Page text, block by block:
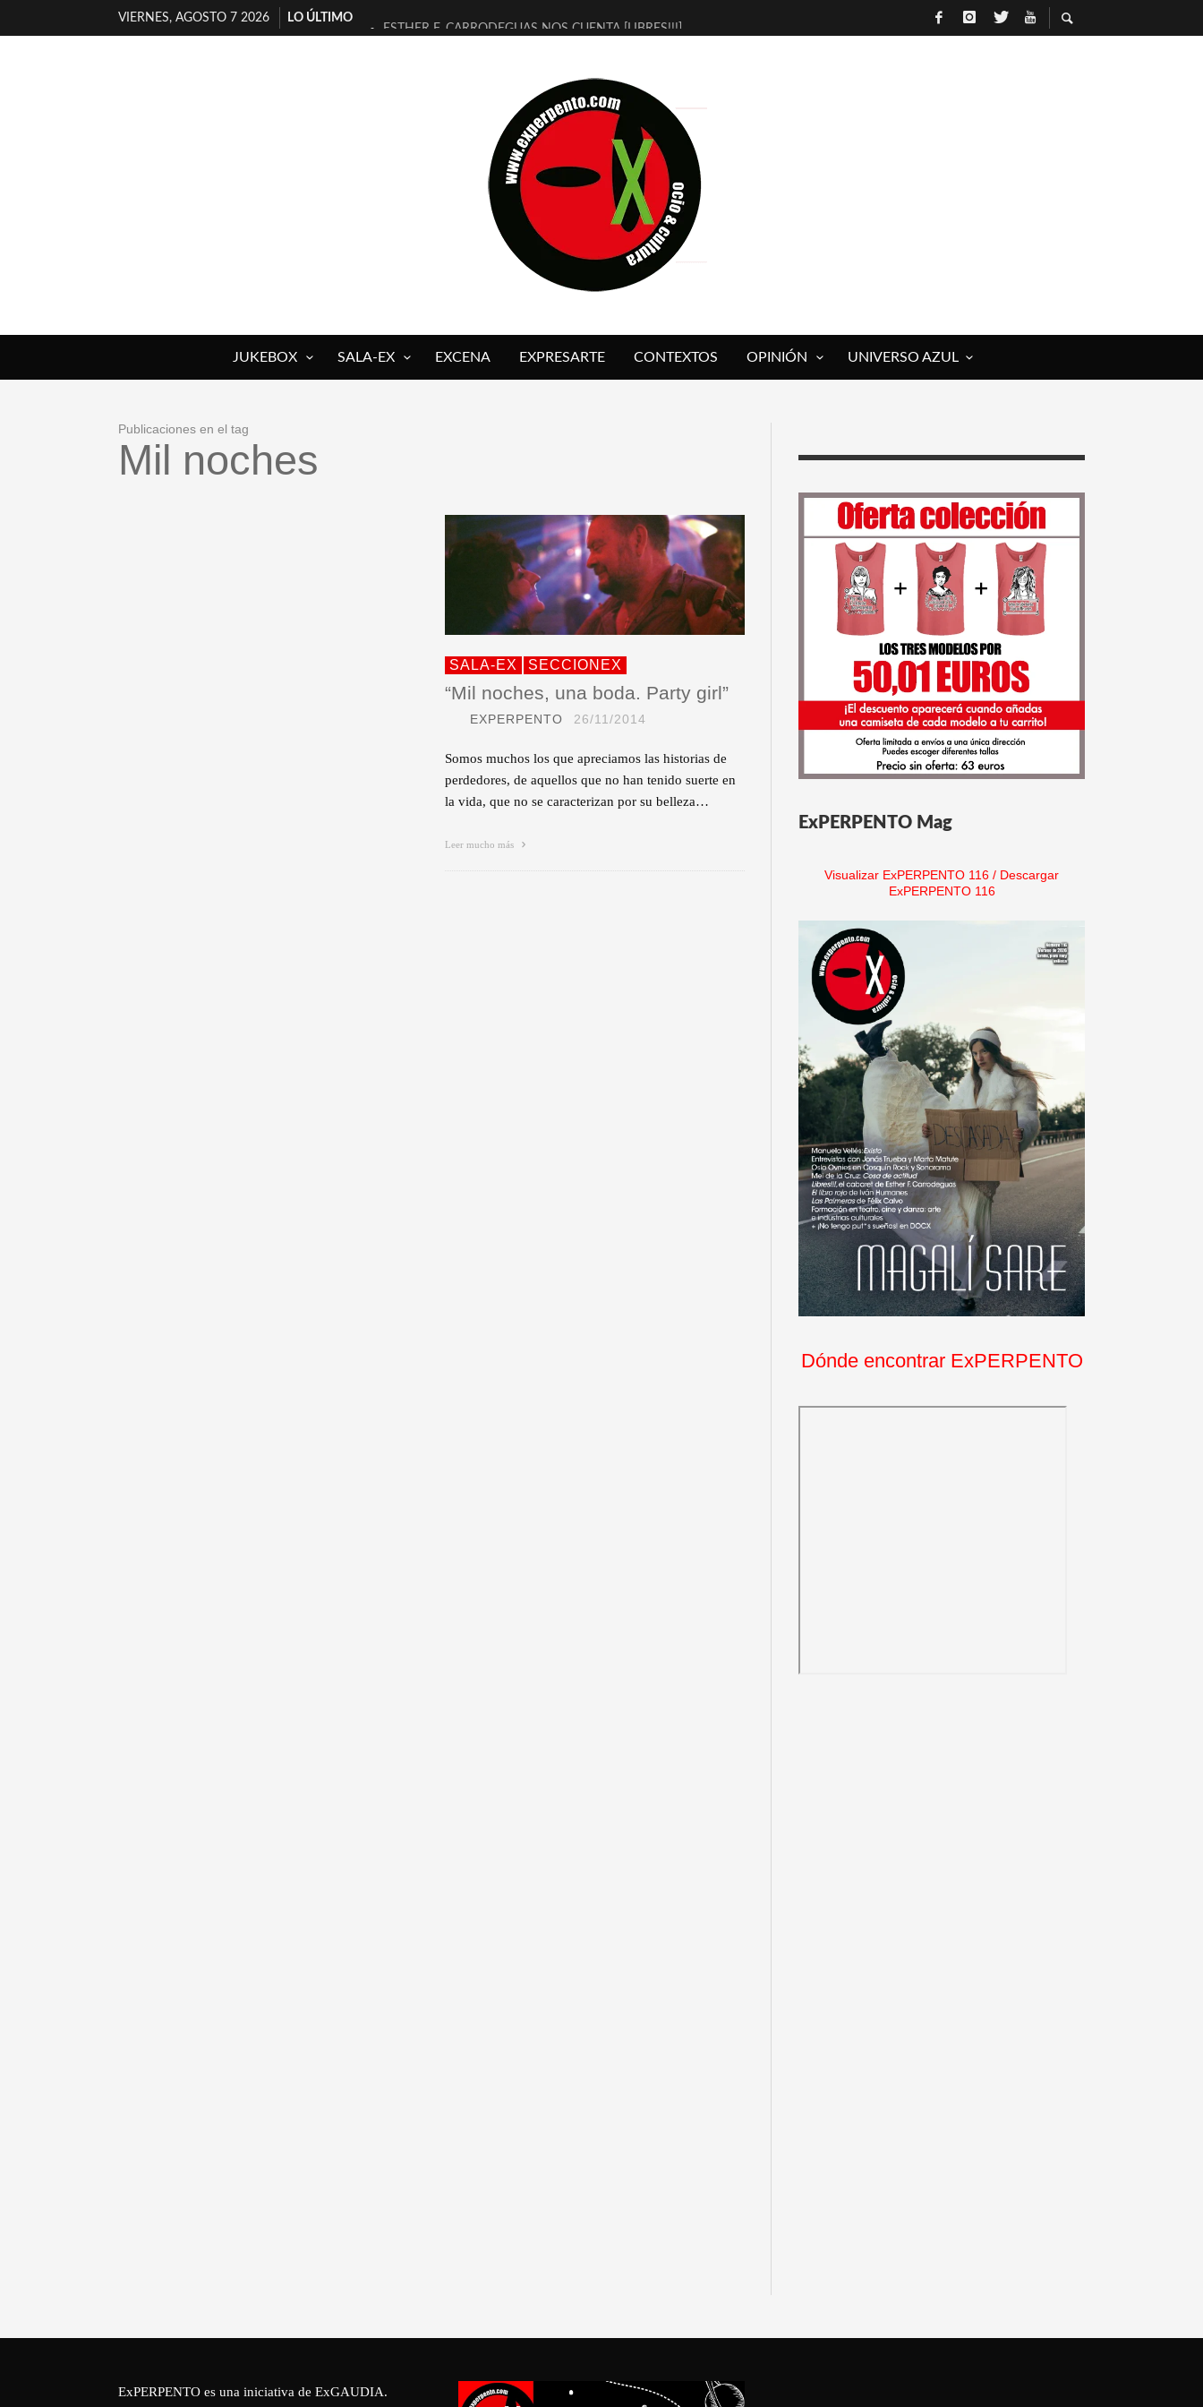
VIERNES, AGOSTO 7 2026
LO ÚLTIMO
ESTHER F. CARRODEGUAS NOS CUENTA [LIBRES!!!]
[ELECTRA JONDA] DE JUAN GUERRERO ZAMORA
TIMBRE 4, LA ESCUELA DEL DIRECTOR TEATRAL CLAUDIO TOLCACHIR
30 AÑOS (NO ES NADA) DE LA KATARSIS DEL TOMATAZO
MILITARES JUDÍAS EN #EXVITA
D’BALDOMEROS REINVENTAN [BITÁCORA 3.0] EN EXVITA
MARSHALL FLASH PRESENTA EN EXVITA [RELATIVA SENCILLEZ]
JOFRE BARDAGÍ EN EXVITA INTERPRETANDO A SERRAT
JUKEBOX SALA-EX EXCENA EXPRESARTE CONTEXTOS OPINIÓN UNIVERSO AZUL
Publicaciones en el tag
Mil noches
SALA-EX SECCIONEX
“Mil noches, una boda. Party girl”
EXPERPENTO 26/11/2014
Somos muchos los que apreciamos las historias de
perdedores, de aquellos que no han tenido suerte en
la vida, que no se caracterizan por su belleza…
Leer mucho más
ExPERPENTO Mag
Visualizar ExPERPENTO 116 / Descargar
ExPERPENTO 116
Dónde encontrar ExPERPENTO
ExPERPENTO es una iniciativa de ExGAUDIA.